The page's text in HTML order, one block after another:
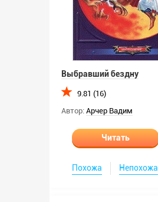
Выбравший бездну
9.81 (16)
Автор: Арчер Вадим
Читать
Похожа Непохожа